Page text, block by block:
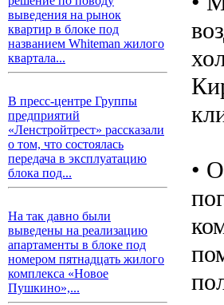
выведения на рынок
квартир в блоке под
названием Whiteman жилого
квартала...
В пресс-центре Группы
предприятий
«Ленстройтрест» рассказали
о том, что состоялась
передача в эксплуатацию
блока под...
На так давно были
выведены на реализацию
апартаменты в блоке под
номером пятнадцать жилого
комплекса «Новое
Пушкино»,...
•